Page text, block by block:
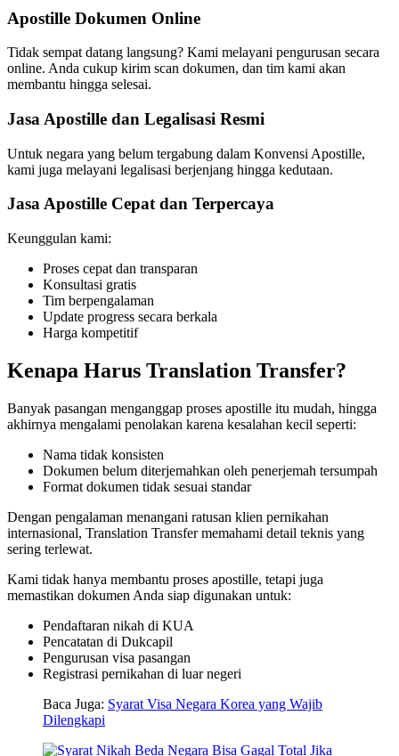
Apostille Dokumen Online
Tidak sempat datang langsung? Kami melayani pengurusan secara
online. Anda cukup kirim scan dokumen, dan tim kami akan
membantu hingga selesai.
Jasa Apostille dan Legalisasi Resmi
Untuk negara yang belum tergabung dalam Konvensi Apostille,
kami juga melayani legalisasi berjenjang hingga kedutaan.
Jasa Apostille Cepat dan Terpercaya
Keunggulan kami:
Proses cepat dan transparan
Konsultasi gratis
Tim berpengalaman
Update progress secara berkala
Harga kompetitif
Kenapa Harus Translation Transfer?
Banyak pasangan menganggap proses apostille itu mudah, hingga
akhirnya mengalami penolakan karena kesalahan kecil seperti:
Nama tidak konsisten
Dokumen belum diterjemahkan oleh penerjemah tersumpah
Format dokumen tidak sesuai standar
Dengan pengalaman menangani ratusan klien pernikahan
internasional, Translation Transfer memahami detail teknis yang
sering terlewat.
Kami tidak hanya membantu proses apostille, tetapi juga
memastikan dokumen Anda siap digunakan untuk:
Pendaftaran nikah di KUA
Pencatatan di Dukcapil
Pengurusan visa pasangan
Registrasi pernikahan di luar negeri
Baca Juga: Syarat Visa Negara Korea yang Wajib
Dilengkapi